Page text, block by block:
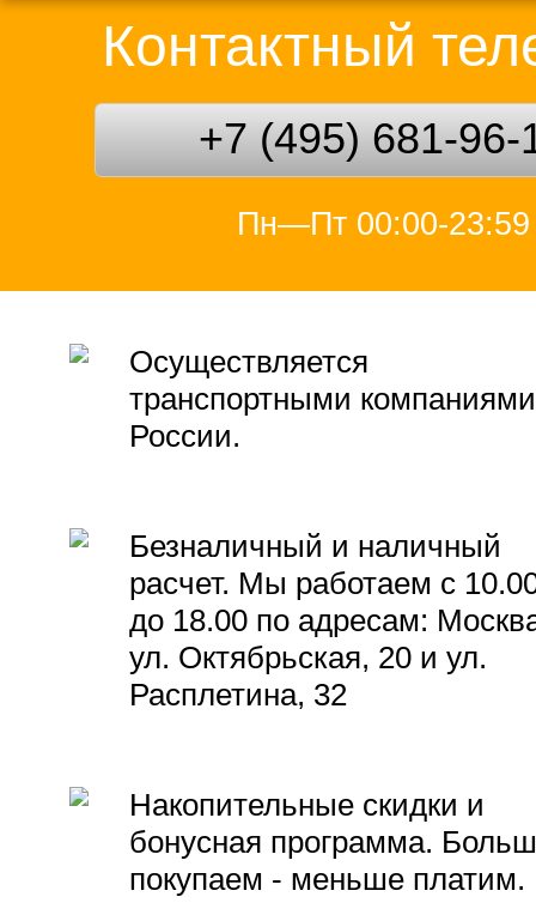
Контактный
+7 (495) 681-96-
Пн—Пт 00:00-23:59
Осуществляется
транспортными компаниями
России.
Безналичный и наличный
расчет. Мы работаем с
до 18.00 по адресам:
ул. Октябрьская, 20 и ул.
Расплетина, 32
Накопительные скидки и
бонусная программа.
покупаем - меньше платим.